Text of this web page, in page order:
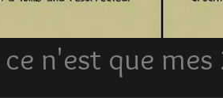
n'est que